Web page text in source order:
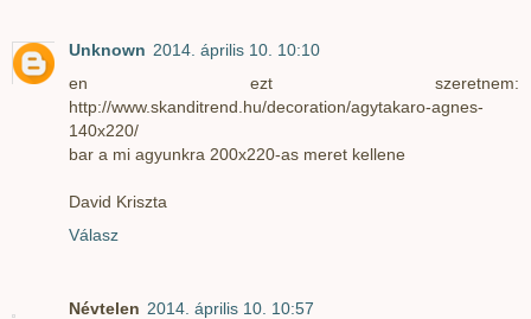
Unknown 2014. április 10. 10:10
en ezt szeretnem:
http://www.skanditrend.hu/decoration/agytakaro-agnes-
140x220/
bar a mi agyunkra 200x220-as meret kellene
David Kriszta
Válasz
Névtelen 2014. április 10. 10:57